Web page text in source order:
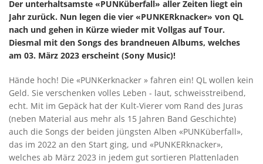
Der unterhaltsamste «PUNKüberfall» aller Zeiten liegt ein
Jahr zurück. Nun legen die vier «PUNKERknacker» von QL
nach und gehen in Kürze wieder mit Vollgas auf Tour.
Diesmal mit den Songs des brandneuen Albums, welches
am 03. März 2023 erscheint (Sony Music)!
Hände hoch! Die «PUNKerknacker » fahren ein! QL wollen kein
Geld. Sie verschenken volles Leben - laut, schweisstreibend,
echt. Mit im Gepäck hat der Kult-Vierer vom Rand des Juras
(neben Material aus mehr als 15 Jahren Band Geschichte)
auch die Songs der beiden jüngsten Alben «PUNKüberfall»,
das im 2022 an den Start ging, und «PUNKERknacker»,
welches ab März 2023 in jedem gut sortieren Plattenladen